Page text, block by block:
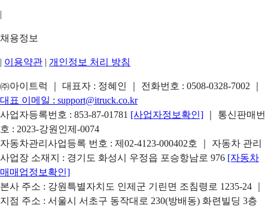
|
채용정보
| 이용약관 | 개인정보 처리 방침
㈜아이트럭 ｜ 대표자 : 정혜인 ｜ 전화번호 : 0508-0328-7002
대표 이메일 : support@itruck.co.kr
사업자등록번호 : 853-87-01781 [사업자정보확인]
｜ 통신판매번
호 : 2023-강원인제-0074
자동차관리사업등록 번호 : 제02-4123-000402호 ｜ 자동차 관리
사업장 소재지 : 경기도 화성시 우정읍 포승항남로 976 [자동차
매매업정보확인]
본사 주소 : 강원특별자치도 인제군 기린면 조침령로 1235-24 ｜
지점 주소 : 서울시 서초구 동작대로 230(방배동) 화련빌딩 3층